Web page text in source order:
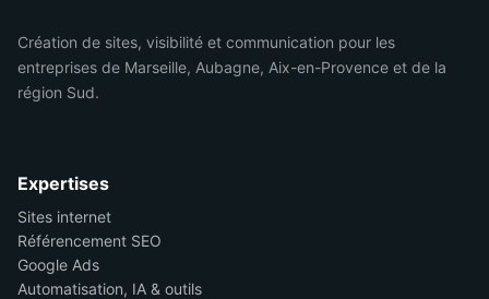
Création de sites, visibilité et communication pour les
entreprises de Marseille, Aubagne, Aix-en-Provence et de la
région Sud.
Expertises
Sites internet
Référencement SEO
Google Ads
Automatisation, IA & outils